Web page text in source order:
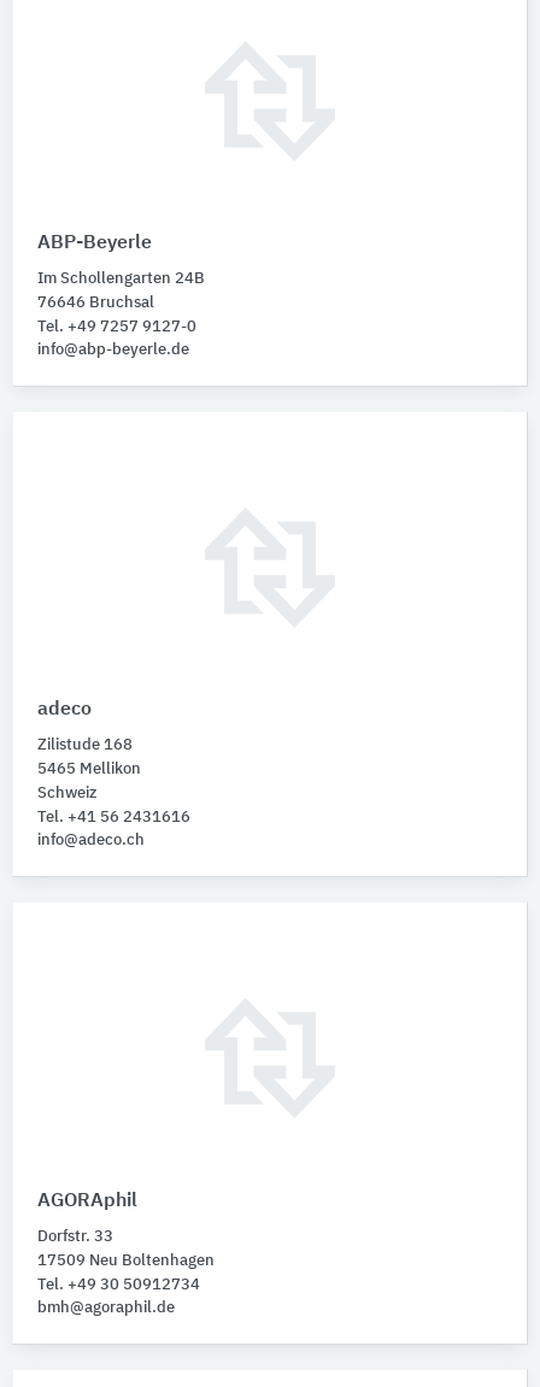
ABP-Beyerle
Im Schollengarten 24B
76646 Bruchsal
Tel. +49 7257 9127-0
info@abp-beyerle.de
adeco
Zilistude 168
5465 Mellikon
Schweiz
Tel. +41 56 2431616
info@adeco.ch
AGORAphil
Dorfstr. 33
17509 Neu Boltenhagen
Tel. +49 30 50912734
bmh@agoraphil.de